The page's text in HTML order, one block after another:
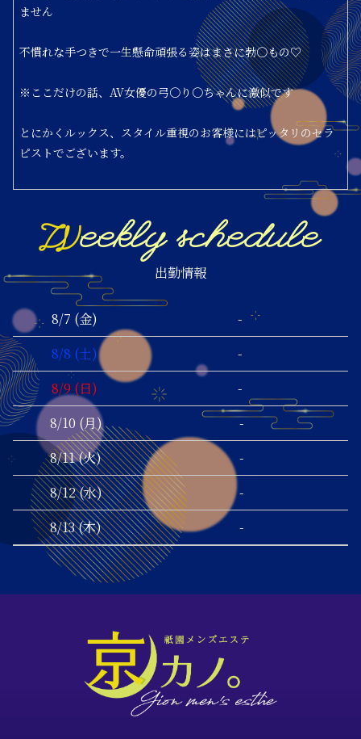
ません
不慣れな手つきで一生懸命頑張る姿はまさに勃〇もの♡
※ここだけの話、AV女優の弓〇り〇ちゃんに激似です
とにかくルックス、スタイル重視のお客様にはピッタリのセラ
ピストでございます。
Weekly schedule
出勤情報
8/7 (金)
-
8/8 (土)
-
8/9 (日)
-
8/10 (月)
-
8/11 (火)
-
8/12 (水)
-
8/13 (木)
-